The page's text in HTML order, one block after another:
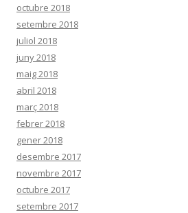
octubre 2018
setembre 2018
juliol 2018
juny 2018
maig 2018
abril 2018
març 2018
febrer 2018
gener 2018
desembre 2017
novembre 2017
octubre 2017
setembre 2017